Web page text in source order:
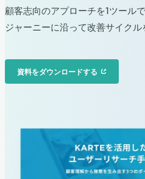
顧客志向のアプローチを1ツール
ジャーニーに沿って改善サイクル
資料をダウンロードする